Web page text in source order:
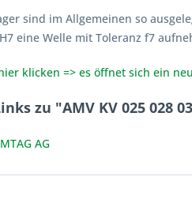
sind im Allgemeinen so
eine Welle mit Toleranz f7
klicken => es öffnet sich ein
zu "AMV KV 025 028
AG